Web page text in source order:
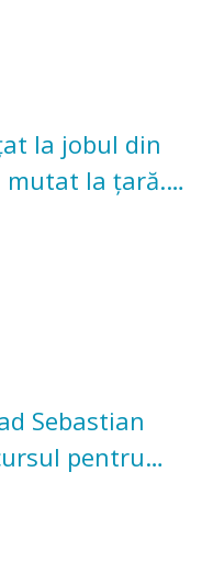
la jobul din
mutat la țară.
grădina
Sebastian
pentru
Casei